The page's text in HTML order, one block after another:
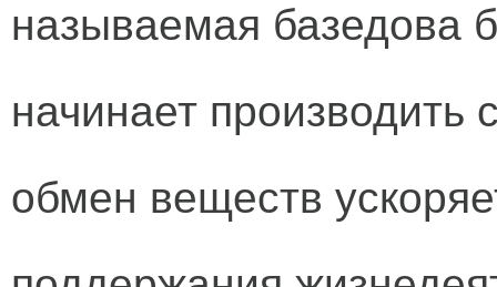
называемая базедова
начинает
обмен веществ